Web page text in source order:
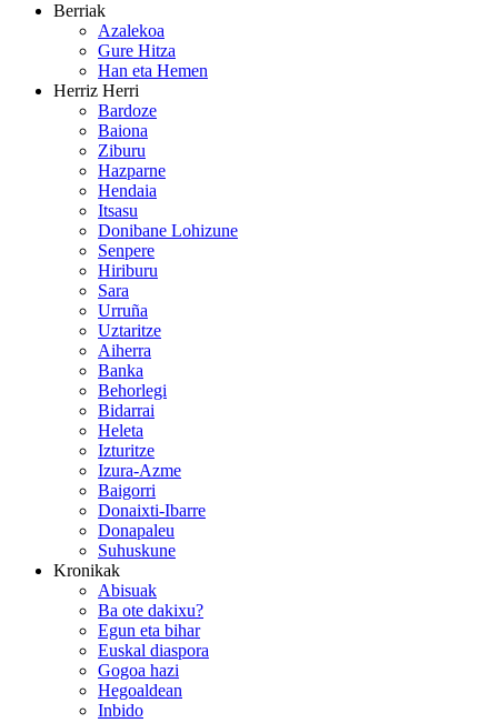
Berriak
Azalekoa
Gure Hitza
Han eta Hemen
Herriz Herri
Bardoze
Baiona
Ziburu
Hazparne
Hendaia
Itsasu
Donibane Lohizune
Senpere
Hiriburu
Sara
Urruña
Uztaritze
Aiherra
Banka
Behorlegi
Bidarrai
Heleta
Izturitze
Izura-Azme
Baigorri
Donaixti-Ibarre
Donapaleu
Suhuskune
Kronikak
Abisuak
Ba ote dakixu?
Egun eta bihar
Euskal diaspora
Gogoa hazi
Hegoaldean
Inbido